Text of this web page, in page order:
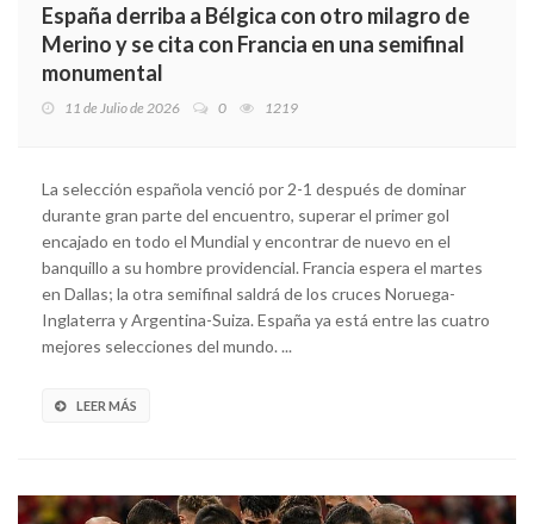
España derriba a Bélgica con otro milagro de
Merino y se cita con Francia en una semifinal
monumental
11 de Julio de 2026 0 1219
La selección española venció por 2-1 después de dominar
durante gran parte del encuentro, superar el primer gol
encajado en todo el Mundial y encontrar de nuevo en el
banquillo a su hombre providencial. Francia espera el martes
en Dallas; la otra semifinal saldrá de los cruces Noruega-
Inglaterra y Argentina-Suiza. España ya está entre las cuatro
mejores selecciones del mundo. ...
LEER MÁS